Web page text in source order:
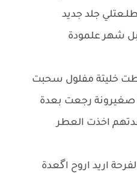
جلد جديد
شهر علمودة
مفلول سحبت
صغيرونة رجعت بعدة
اخذت العطر
اريد اروح اگعدة